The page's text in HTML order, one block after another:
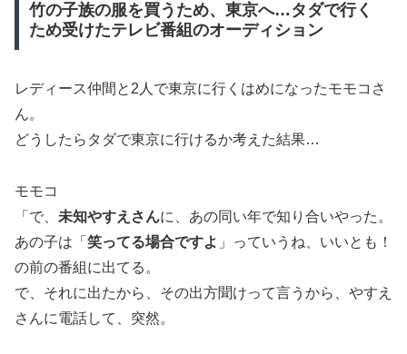
竹の子族の服を買うため、東京へ…タダで行く
ため受けたテレビ番組のオーディション
レディース仲間と2人で東京に行くはめになったモモコさ
ん。
どうしたらタダで東京に行けるか考えた結果…
モモコ
「で、 未知やすえさんに、あの同い年で知り合いやった。
あの子は「 笑ってる場合ですよ 」っていうね、いいとも！
の前の番組に出てる。
で、それに出たから、その出方聞けって言うから、やすえ
さんに電話して、突然。